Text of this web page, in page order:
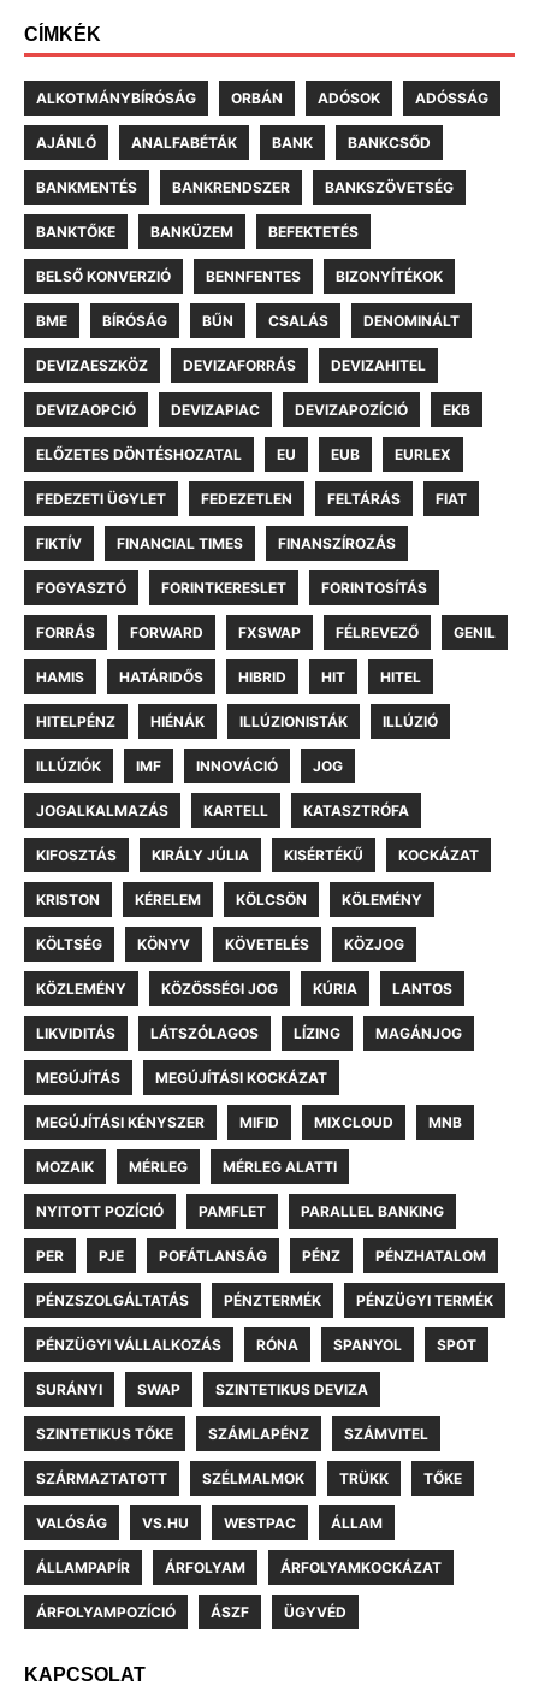
CÍMKÉK
ALKOTMÁNYBÍRÓSÁG ORBÁN ADÓSOK ADÓSSÁG
AJÁNLÓ ANALFABÉTÁK BANK BANKCSŐD
BANKMENTÉS BANKRENDSZER BANKSZÖVETSÉG
BANKTŐKE BANKÜZEM BEFEKTETÉS
BELSŐ KONVERZIÓ BENNFENTES BIZONYÍTÉKOK
BME BÍRÓSÁG BŰN CSALÁS DENOMINÁLT
DEVIZAESZKÖZ DEVIZAFORRÁS DEVIZAHITEL
DEVIZAOPCIÓ DEVIZAPIAC DEVIZAPOZÍCIÓ EKB
ELŐZETES DÖNTÉSHOZATAL EU EUB EURLEX
FEDEZETI ÜGYLET FEDEZETLEN FELTÁRÁS FIAT
FIKTÍV FINANCIAL TIMES FINANSZÍROZÁS
FOGYASZTÓ FORINTKERESLET FORINTOSÍTÁS
FORRÁS FORWARD FXSWAP FÉLREVEZŐ GENIL
HAMIS HATÁRIDŐS HIBRID HIT HITEL
HITELPÉNZ HIÉNÁK ILLÚZIONISTÁK ILLÚZIÓ
ILLÚZIÓK IMF INNOVÁCIÓ JOG
JOGALKALMAZÁS KARTELL KATASZTRÓFA
KIFOSZTÁS KIRÁLY JÚLIA KISÉRTÉKŰ KOCKÁZAT
KRISTON KÉRELEM KÖLCSÖN KÖLEMÉNY
KÖLTSÉG KÖNYV KÖVETELÉS KÖZJOG
KÖZLEMÉNY KÖZÖSSÉGI JOG KÚRIA LANTOS
LIKVIDITÁS LÁTSZÓLAGOS LÍZING MAGÁNJOG
MEGÚJÍTÁS MEGÚJÍTÁSI KOCKÁZAT
MEGÚJÍTÁSI KÉNYSZER MIFID MIXCLOUD MNB
MOZAIK MÉRLEG MÉRLEG ALATTI
NYITOTT POZÍCIÓ PAMFLET PARALLEL BANKING
PER PJE POFÁTLANSÁG PÉNZ PÉNZHATALOM
PÉNZSZOLGÁLTATÁS PÉNZTERMÉK PÉNZÜGYI TERMÉK
PÉNZÜGYI VÁLLALKOZÁS RÓNA SPANYOL SPOT
SURÁNYI SWAP SZINTETIKUS DEVIZA
SZINTETIKUS TŐKE SZÁMLAPÉNZ SZÁMVITEL
SZÁRMAZTATOTT SZÉLMALMOK TRÜKK TŐKE
VALÓSÁG VS.HU WESTPAC ÁLLAM
ÁLLAMPAPÍR ÁRFOLYAM ÁRFOLYAMKOCKÁZAT
ÁRFOLYAMPOZÍCIÓ ÁSZF ÜGYVÉD
KAPCSOLAT